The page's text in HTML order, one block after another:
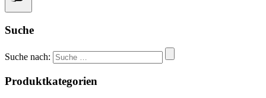
Suche
Suche nach:
Produktkategorien